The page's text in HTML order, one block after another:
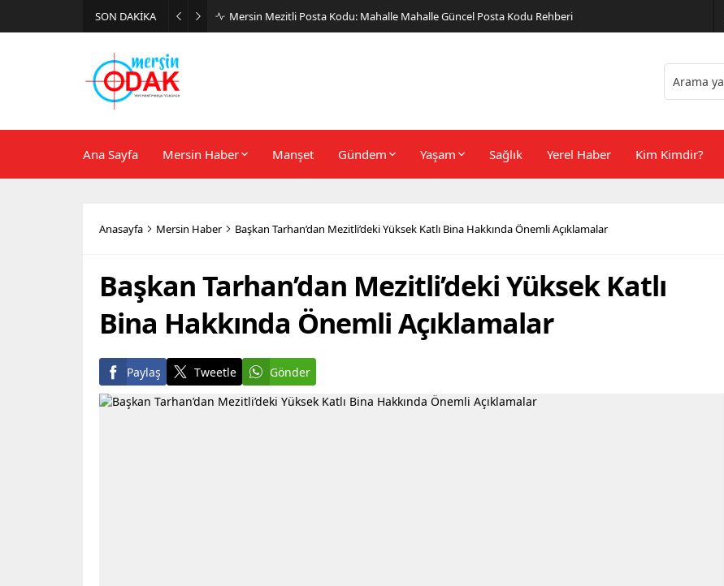
SON DAKİKA Günlük Stil İçin Erkek Sneaker Önerileri
Ana Sayfa Mersin Haber Manşet Gündem Yaşam Sağlık Yerel Haber Kim Kimdir?
Anasayfa Mersin Haber Başkan Tarhan’dan Mezitli’deki Yüksek Katlı Bina Hakkında Önemli Açıklamalar
Başkan Tarhan’dan Mezitli’deki Yüksek Katlı
Bina Hakkında Önemli Açıklamalar
Paylaş Tweetle Gönder